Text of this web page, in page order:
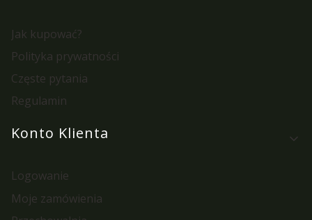
Jak kupować?
Polityka prywatności
Częste pytania
Regulamin
Konto Klienta
Logowanie
Moje zamówienia